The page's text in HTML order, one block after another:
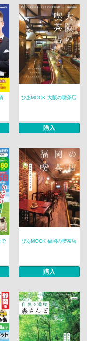
ぴあMOOK 大阪の喫茶店
購入
で
ぴあMOOK 福岡の喫茶店
購入